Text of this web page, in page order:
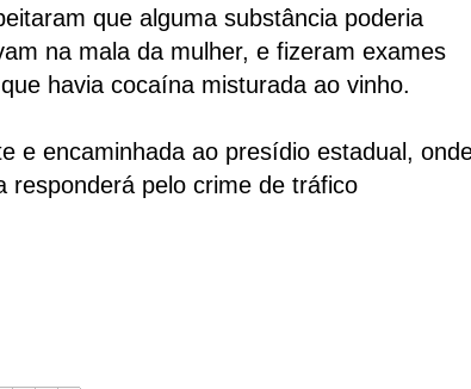
que alguma substância poderia
na mala da mulher, e fizeram exames
havia cocaína misturada ao vinho.
e encaminhada ao presídio estadual,
responderá pelo crime de tráfico